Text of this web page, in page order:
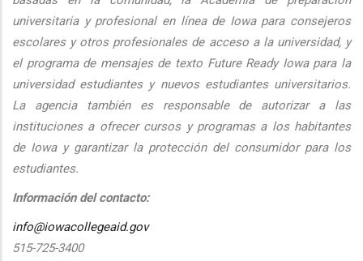
universitaria y profesional en línea de Iowa para consejeros
escolares y otros profesionales de acceso a la universidad, y
el programa de mensajes de texto Future Ready Iowa para la
universidad estudiantes y nuevos estudiantes universitarios.
La agencia también es responsable de autorizar a las
instituciones a ofrecer cursos y programas a los habitantes
de Iowa y garantizar la protección del consumidor para los
estudiantes.
Información del contacto:
info@iowacollegeaid.gov
515-725-3400